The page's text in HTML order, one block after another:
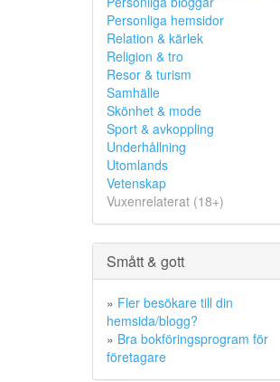
Personliga hemsidor
Relation & kärlek
Religion & tro
Resor & turism
Samhälle
Skönhet & mode
Sport & avkoppling
Underhållning
Utomlands
Vetenskap
Vuxenrelaterat (18+)
Smått & gott
» Fler besökare till din
hemsida/blogg?
» Bra bokföringsprogram för
företagare